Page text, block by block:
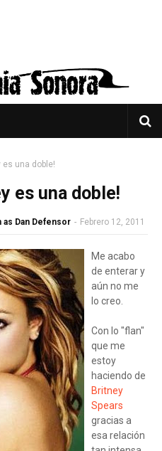
es una doble!
es una doble!
as Dan Defensor - Febrero 12, 2011
Me acabo
de enterar y
aún no me
lo creo.
Con lo "flan"
que me
estoy
haciendo de
Britney
Spears
gracias a
esa relación